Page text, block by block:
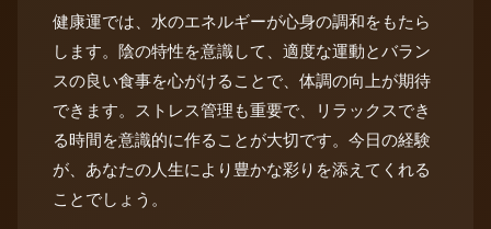
健康運では、水のエネルギーが心身の調和をもたら
します。陰の特性を意識して、適度な運動とバラン
スの良い食事を心がけることで、体調の向上が期待
できます。ストレス管理も重要で、リラックスでき
る時間を意識的に作ることが大切です。今日の経験
が、あなたの人生により豊かな彩りを添えてくれる
ことでしょう。